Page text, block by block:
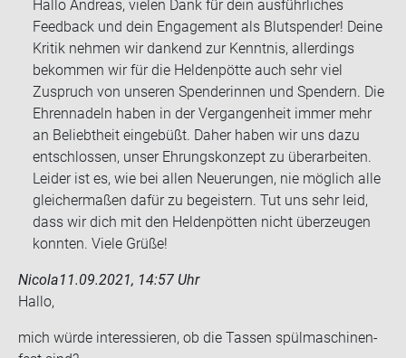
Hallo Andreas, vielen Dank für dein ausführliches
Feedback und dein Engagement als Blutspender! Deine
Kritik nehmen wir dankend zur Kenntnis, allerdings
bekommen wir für die Heldenpötte auch sehr viel
Zuspruch von unseren Spenderinnen und Spendern. Die
Ehrennadeln haben in der Vergangenheit immer mehr
an Beliebtheit eingebüßt. Daher haben wir uns dazu
entschlossen, unser Ehrungskonzept zu überarbeiten.
Leider ist es, wie bei allen Neuerungen, nie möglich alle
gleichermaßen dafür zu begeistern. Tut uns sehr leid,
dass wir dich mit den Heldenpötten nicht überzeugen
konnten. Viele Grüße!
Nicola11.09.2021, 14:57 Uhr
Hallo,
mich würde in­ter­es­sie­ren, ob die Tas­sen spül­ma­schi­nen­